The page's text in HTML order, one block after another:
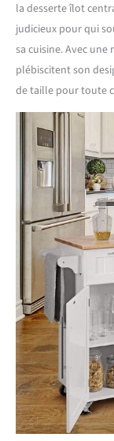
la desserte îlot
judicieux pour qui
sa cuisine. Avec
plébiscitent son
de taille pour toute